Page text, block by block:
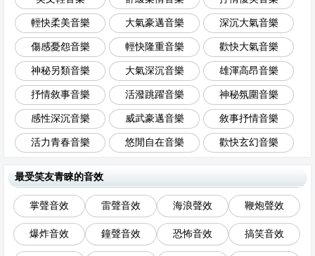
輕快柔美音樂 大氣豪邁音樂 深沉大氣音樂
傷感憂怨音樂 輕快隆重音樂 歡快大氣音樂
神秘另類音樂 大氣深沉音樂 雄渾高昂音樂
抒情敘事音樂 活潑跳躍音樂 神秘氛圍音樂
感性深沉音樂 威武豪邁音樂 敘事抒情音樂
活力青春音樂 悠閒自在音樂 歡快玄幻音樂
最受笑友青睞的音效
掌聲音效 雷聲音效 海浪聲效 鞭炮聲效
爆炸音效 鐘聲音效 恐怖音效 搞笑音效